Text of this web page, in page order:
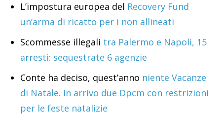
L’impostura europea del Recovery Fund
un’arma di ricatto per i non allineati
Scommesse illegali tra Palermo e Napoli, 15
arresti: sequestrate 6 agenzie
Conte ha deciso, quest’anno niente Vacanze
di Natale. In arrivo due Dpcm con restrizioni
per le feste natalizie